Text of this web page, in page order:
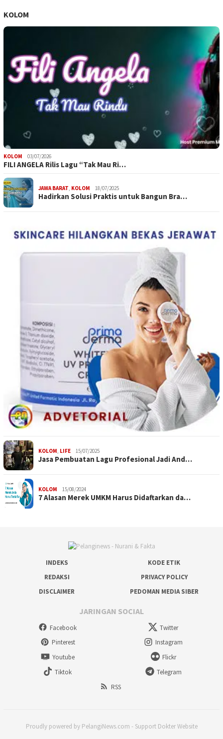
KOLOM
KOLOM 03/07/2026
FILI ANGELA Rilis Lagu “Tak Mau Ri…
JAWA BARAT, KOLOM 18/07/2025
Hadirkan Solusi Praktis untuk Bangun Bra…
KOLOM, LIFE 15/07/2025
Jasa Pembuatan Lagu Profesional Jadi And…
KOLOM 15/08/2024
7 Alasan Merek UMKM Harus Didaftarkan da…
INDEKS
KODE ETIK
REDAKSI
PRIVACY POLICY
DISCLAIMER
PEDOMAN MEDIA SIBER
JARINGAN SOCIAL
Facebook
Twitter
Pinterest
Instagram
Youtube
Flickr
Tiktok
Telegram
RSS
Proudly powered by PelangiNews.com - Support Dokter Website